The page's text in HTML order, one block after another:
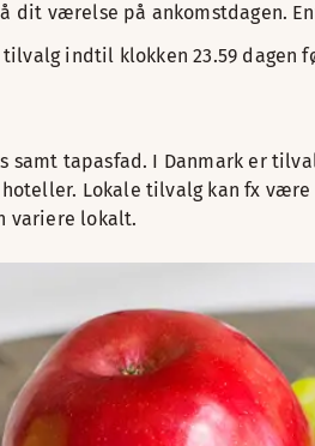
dit værelse på ankomstdagen.
indtil klokken 23.59 dagen
samt tapasfad. I Danmark er
hoteller. Lokale tilvalg kan fx
variere lokalt.